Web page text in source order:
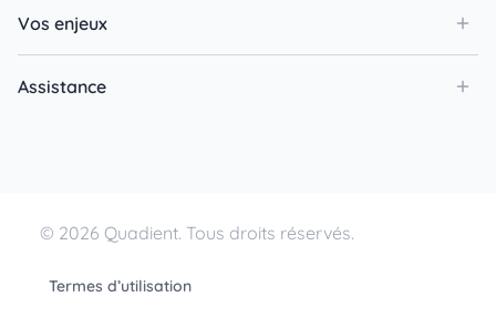
Vos enjeux
Assistance
© 2026 Quadient. Tous droits réservés.
Termes d’utilisation